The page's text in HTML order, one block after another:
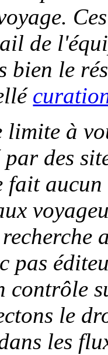
de
bien le
limite à
des
fait
pas
contrôle
le
les